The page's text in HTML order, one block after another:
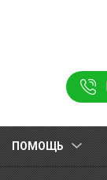
ПОМОЩЬ